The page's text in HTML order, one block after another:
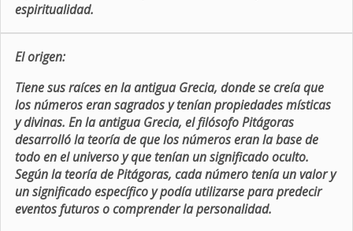
espiritualidad.
El origen:
Tiene sus raíces en la antigua Grecia, donde se creía que
los números eran sagrados y tenían propiedades místicas
y divinas. En la antigua Grecia, el filósofo Pitágoras
desarrolló la teoría de que los números eran la base de
todo en el universo y que tenían un significado oculto.
Según la teoría de Pitágoras, cada número tenía un valor y
un significado específico y podía utilizarse para predecir
eventos futuros o comprender la personalidad.